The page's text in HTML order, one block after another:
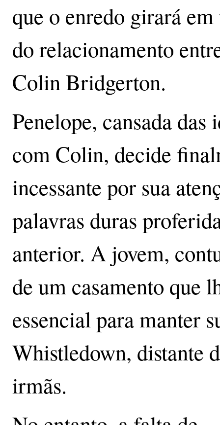
que o enredo girará
do relacionamento
Colin Bridgerton.
Penelope, cansada
com Colin, decide
incessante por sua
palavras duras
anterior. A jovem,
de um casamento que
essencial para manter
Whistledown, distante
irmãs.